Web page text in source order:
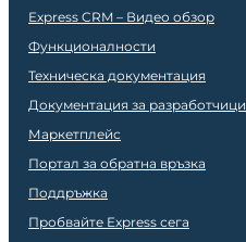
Express CRM – Видео обзор
Функционалности
Техническа документация
Документация за разработчици
Маркетплейс
Портал за обратна връзка
Поддръжка
Пробвайте Express сега